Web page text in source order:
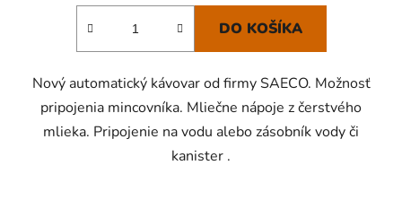
DO KOŠÍKA
Nový automatický kávovar od firmy SAECO. Možnosť
pripojenia mincovníka. Mliečne nápoje z čerstvého
mlieka. Pripojenie na vodu alebo zásobník vody či
kanister .